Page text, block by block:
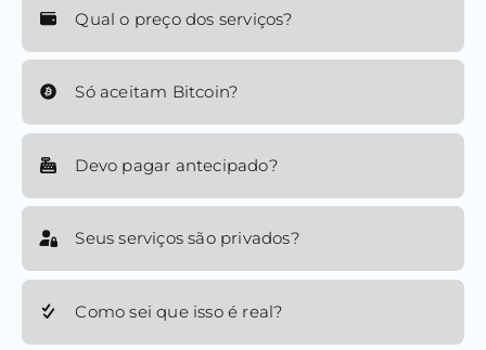
Qual o preço dos serviços?
Só aceitam Bitcoin?
Devo pagar antecipado?
Seus serviços são privados?
Como sei que isso é real?